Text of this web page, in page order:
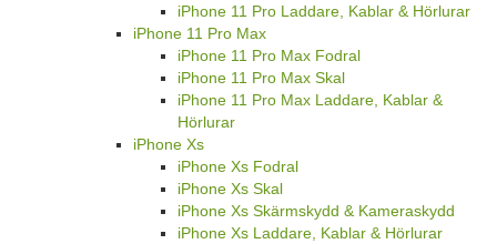
iPhone 11 Pro Laddare, Kablar & Hörlurar
iPhone 11 Pro Max
iPhone 11 Pro Max Fodral
iPhone 11 Pro Max Skal
iPhone 11 Pro Max Laddare, Kablar &
Hörlurar
iPhone Xs
iPhone Xs Fodral
iPhone Xs Skal
iPhone Xs Skärmskydd & Kameraskydd
iPhone Xs Laddare, Kablar & Hörlurar